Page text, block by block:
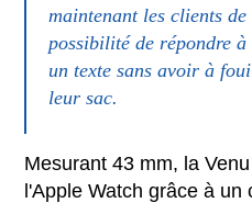
maintenant les clients
possibilité de répondre
un texte sans avoir à
leur sac.
Mesurant 43 mm, la
l'Apple Watch grâce à un